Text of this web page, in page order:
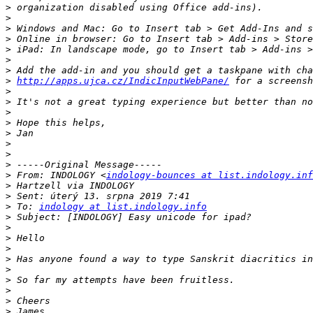
>
>
>
>
>
>
>
> http://apps.ujca.cz/IndicInputWebPane/
>
>
>
>
>
>
>
>
> From: INDOLOGY <indology-bounces at
>
>
> To: indology at list.indology.info
>
>
>
>
>
>
>
>
>